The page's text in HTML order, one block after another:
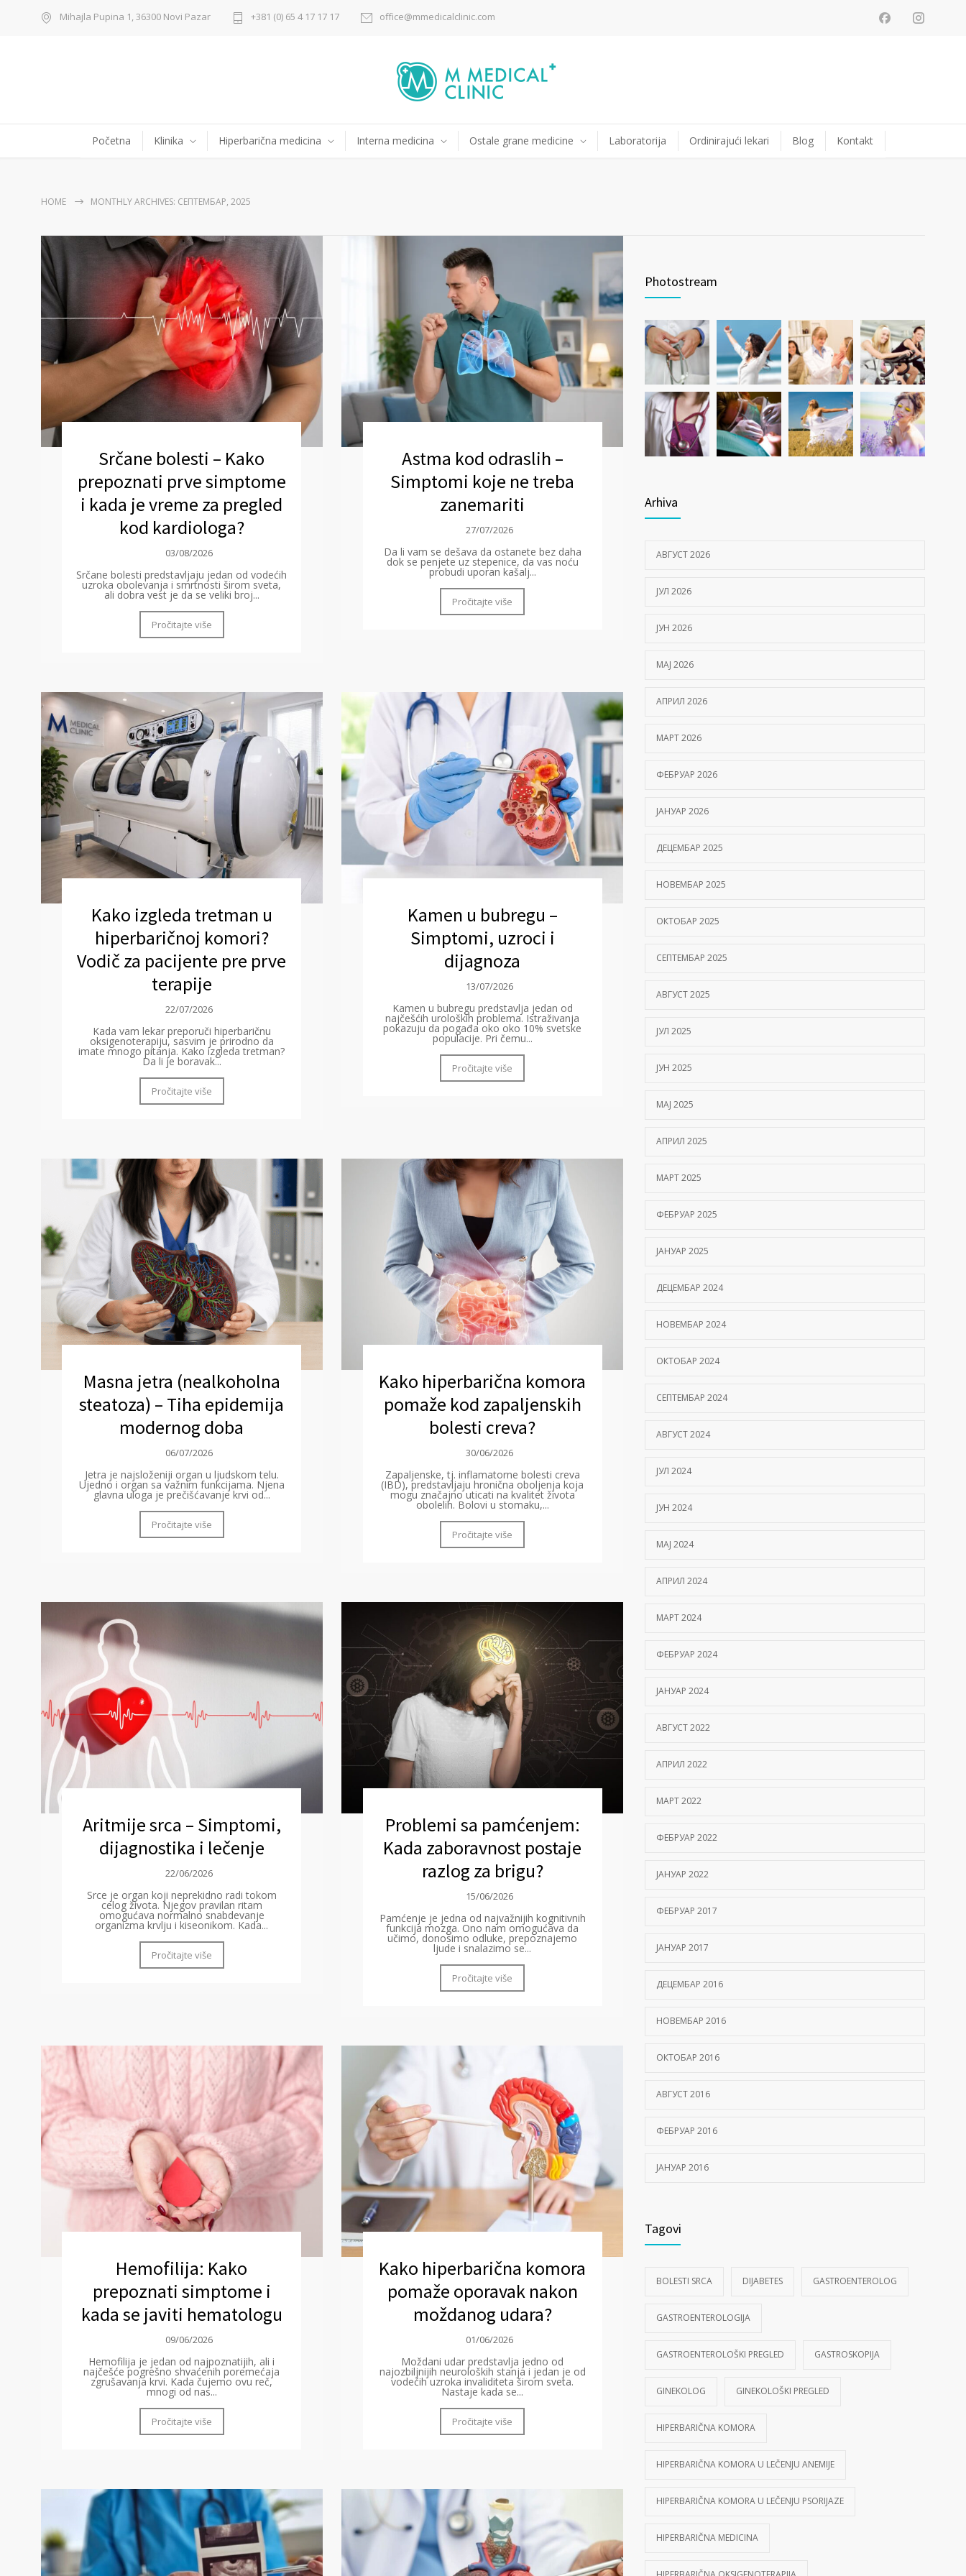
Mihajla Pupina 1, 36300 Novi Pazar +381 (0) 65 4 17 17 17 office@mmedicalclinic.com
Početna Klinika Hiperbarična medicina Interna medicina Ostale grane medicine Laboratorija Ordinirajući lekari Blog Kontakt
HOME MONTHLY ARCHIVES: СЕПТЕМБАР, 2025
Srčane bolesti – Kako
prepoznati prve simptome
i kada je vreme za pregled
kod kardiologa?
03/08/2026
Srčane bolesti predstavljaju jedan od vodećih
uzroka obolevanja i smrtnosti širom sveta,
ali dobra vest je da se veliki broj...
Pročitajte više
Astma kod odraslih –
Simptomi koje ne treba
zanemariti
27/07/2026
Da li vam se dešava da ostanete bez daha
dok se penjete uz stepenice, da vas noću
probudi uporan kašalj...
Pročitajte više
Kako izgleda tretman u
hiperbaričnoj komori?
Vodič za pacijente pre prve
terapije
22/07/2026
Kada vam lekar preporuči hiperbaričnu
oksigenoterapiju, sasvim je prirodno da
imate mnogo pitanja. Kako izgleda tretman?
Da li je boravak...
Pročitajte više
Kamen u bubregu –
Simptomi, uzroci i
dijagnoza
13/07/2026
Kamen u bubregu predstavlja jedan od
najčešćih uroloških problema. Istraživanja
pokazuju da pogađa oko oko 10% svetske
populacije. Pri čemu...
Pročitajte više
Masna jetra (nealkoholna
steatoza) – Tiha epidemija
modernog doba
06/07/2026
Jetra je najsloženiji organ u ljudskom telu.
Ujedno i organ sa važnim funkcijama. Njena
glavna uloga je prečišćavanje krvi od...
Pročitajte više
Kako hiperbarična komora
pomaže kod zapaljenskih
bolesti creva?
30/06/2026
Zapaljenske, tj. inflamatorne bolesti creva
(IBD), predstavljaju hronična oboljenja koja
mogu značajno uticati na kvalitet života
obolelih. Bolovi u stomaku,...
Pročitajte više
Aritmije srca – Simptomi,
dijagnostika i lečenje
22/06/2026
Srce je organ koji neprekidno radi tokom
celog života. Njegov pravilan ritam
omogućava normalno snabdevanje
organizma krvlju i kiseonikom. Kada...
Pročitajte više
Problemi sa pamćenjem:
Kada zaboravnost postaje
razlog za brigu?
15/06/2026
Pamćenje je jedna od najvažnijih kognitivnih
funkcija mozga. Ono nam omogućava da
učimo, donosimo odluke, prepoznajemo
ljude i snalazimo se...
Pročitajte više
Hemofilija: Kako
prepoznati simptome i
kada se javiti hematologu
09/06/2026
Hemofilija je jedan od najpoznatijih, ali i
najčešće pogrešno shvaćenih poremećaja
zgrušavanja krvi. Kada čujemo ovu reč,
mnogi od nas...
Pročitajte više
Kako hiperbarična komora
pomaže oporavak nakon
moždanog udara?
01/06/2026
Moždani udar predstavlja jedno od
najozbiljnijih neuroloških stanja i jedan je od
vodećih uzroka invaliditeta širom sveta.
Nastaje kada se...
Pročitajte više
Photostream
Arhiva
АВГУСТ 2026
ЈУЛ 2026
ЈУН 2026
МАЈ 2026
АПРИЛ 2026
МАРТ 2026
ФЕБРУАР 2026
ЈАНУАР 2026
ДЕЦЕМБАР 2025
НОВЕМБАР 2025
ОКТОБАР 2025
СЕПТЕМБАР 2025
АВГУСТ 2025
ЈУЛ 2025
ЈУН 2025
МАЈ 2025
АПРИЛ 2025
МАРТ 2025
ФЕБРУАР 2025
ЈАНУАР 2025
ДЕЦЕМБАР 2024
НОВЕМБАР 2024
ОКТОБАР 2024
СЕПТЕМБАР 2024
АВГУСТ 2024
ЈУЛ 2024
ЈУН 2024
МАЈ 2024
АПРИЛ 2024
МАРТ 2024
ФЕБРУАР 2024
ЈАНУАР 2024
АВГУСТ 2022
АПРИЛ 2022
МАРТ 2022
ФЕБРУАР 2022
ЈАНУАР 2022
ФЕБРУАР 2017
ЈАНУАР 2017
ДЕЦЕМБАР 2016
НОВЕМБАР 2016
ОКТОБАР 2016
АВГУСТ 2016
ФЕБРУАР 2016
ЈАНУАР 2016
Tagovi
BOLESTI SRCA DIJABETES GASTROENTEROLOG
GASTROENTEROLOGIJA
GASTROENTEROLOŠKI PREGLED GASTROSKOPIJA
GINEKOLOG GINEKOLOŠKI PREGLED
HIPERBARIČNA KOMORA
HIPERBARIČNA KOMORA U LEČENJU ANEMIJE
HIPERBARIČNA KOMORA U LEČENJU PSORIJAZE
HIPERBARIČNA MEDICINA